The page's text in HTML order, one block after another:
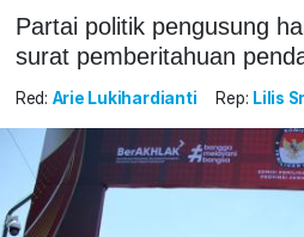
Partai politik pengusung
surat pemberitahuan
Red: Arie Lukihardianti Rep: Lilis